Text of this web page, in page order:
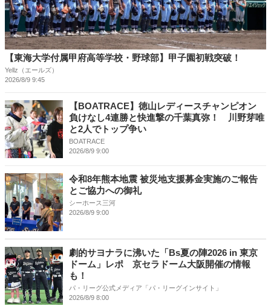
【東海大学付属甲府高等学校・野球部】甲子園初戦突破！
Yellz（エールズ）
2026/8/9 9:45
【BOATRACE】徳山レディースチャンピオン
負けなし4連勝と快進撃の千葉真弥！ 川野芽唯
と2人でトップ争い
BOATRACE
2026/8/9 9:00
令和8年熊本地震 被災地支援募金実施のご報告
とご協力への御礼
シーホース三河
2026/8/9 9:00
劇的サヨナラに沸いた「Bs夏の陣2026 in 東京
ドーム」レポ 京セラドーム大阪開催の情報
も！
パ・リーグ公式メディア「パ・リーグインサイト」
2026/8/9 8:00